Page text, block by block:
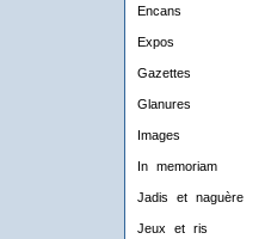
Encans
Expos
Gazettes
Glanures
Images
In memoriam
Jadis et naguère
Jeux et ris